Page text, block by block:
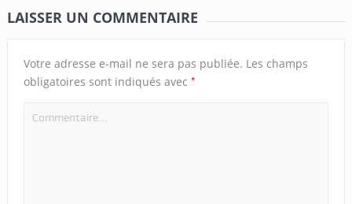
LAISSER UN COMMENTAIRE
Votre adresse e-mail ne sera pas publiée. Les champs
obligatoires sont indiqués avec *